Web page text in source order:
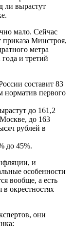
ли вырастут
мало. Сейчас
приказа Минстроя,
метра
и третий
составит 83
норматив первого
до 161,2
до 163
рублей в
до 45%.
и
особенности
вообще, а есть
в окрестностях
они